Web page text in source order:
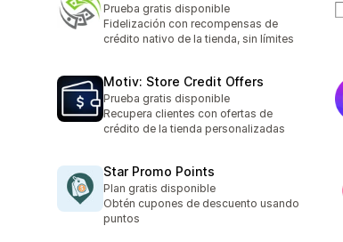
Prueba gratis disponible
Fidelización con recompensas de
crédito nativo de la tienda, sin límites
Motiv: Store Credit Offers
Prueba gratis disponible
Recupera clientes con ofertas de
crédito de la tienda personalizadas
Star Promo Points
Plan gratis disponible
Obtén cupones de descuento usando
puntos